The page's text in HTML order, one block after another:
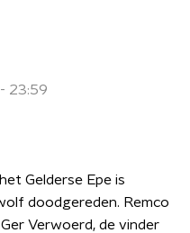
23:59
Gelderse Epe is
doodgereden. Remco
Verwoerd, de vinder